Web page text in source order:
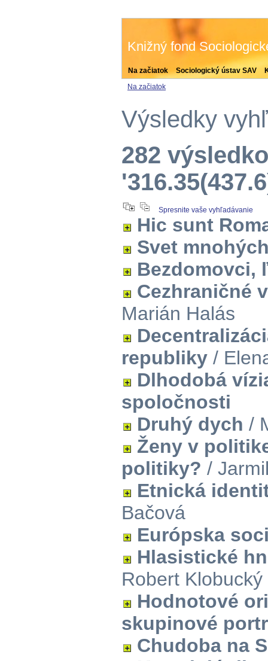
Na začiatok Sociologický ústav SAV
Knižný fond
Na začiatok
Výsledky
282
Spresnite vaše vyhľadávanie
Hic sunt
Svet
Bezdomovci,
Cezhraničné
Marián Halás
republiky /
Dlhodobá
spoločnosti
Druhý dych /
Ženy v
politiky? /
Etnická
Bačová
Európska
Hlasistické
Robert Klobucký
Hodnotové
skupinové
Chudoba na